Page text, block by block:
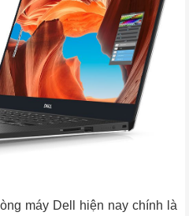
máy Dell hiện nay chính là